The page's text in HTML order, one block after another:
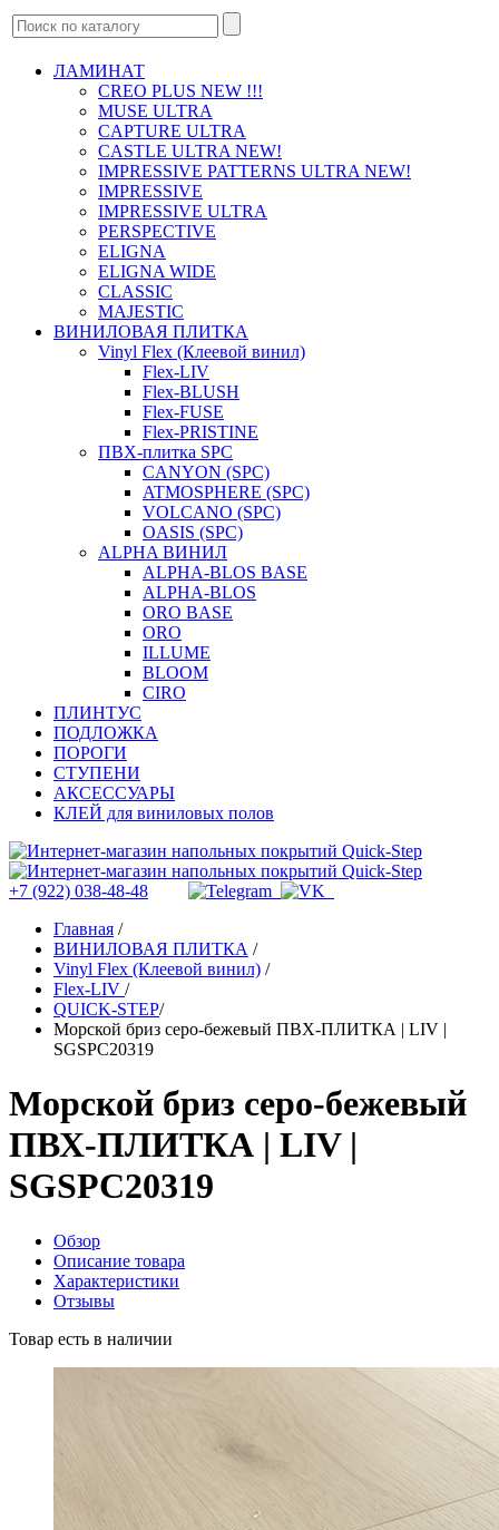
ЛАМИНАТ
CREO PLUS NEW !!!
MUSE ULTRA
CAPTURE ULTRA
CASTLE ULTRA NEW!
IMPRESSIVE PATTERNS ULTRA NEW!
IMPRESSIVE
IMPRESSIVE ULTRA
PERSPECTIVE
ELIGNA
ELIGNA WIDE
CLASSIC
MAJESTIC
ВИНИЛОВАЯ ПЛИТКА
Vinyl Flex (Клеевой винил)
Flex-LIV
Flex-BLUSH
Flex-FUSE
Flex-PRISTINE
ПВХ-плитка SPC
CANYON (SPC)
ATMOSPHERE (SPC)
VOLCANO (SPC)
OASIS (SPC)
ALPHA ВИНИЛ
ALPHA-BLOS BASE
ALPHA-BLOS
ORO BASE
ORO
ILLUME
BLOOM
CIRO
ПЛИНТУС
ПОДЛОЖКА
ПОРОГИ
СТУПЕНИ
АКСЕССУАРЫ
КЛЕЙ для виниловых полов
+7 (922) 038-48-48
Главная /
ВИНИЛОВАЯ ПЛИТКА /
Vinyl Flex (Клеевой винил) /
Flex-LIV /
QUICK-STEP/
Морской бриз серо-бежевый ПВХ-ПЛИТКА | LIV |
SGSPC20319
Морской бриз серо-бежевый
ПВХ-ПЛИТКА | LIV |
SGSPC20319
Обзор
Описание товара
Характеристики
Отзывы
Товар есть в наличии